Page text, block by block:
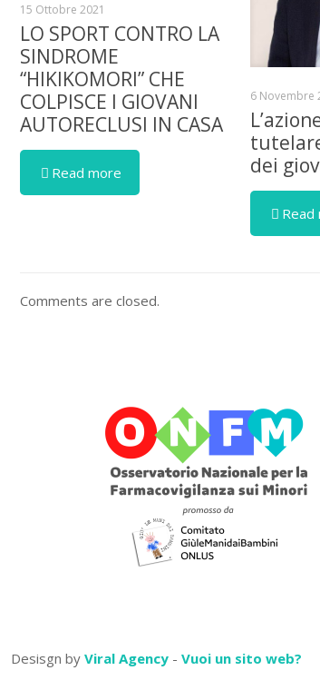
15 Ottobre 2021
LO SPORT CONTRO LA
SINDROME
“HIKIKOMORI” CHE
COLPISCE I GIOVANI
AUTORECLUSI IN CASA
Read more
6 Novembre
dei
Read
Comments are closed.
Desisgn by Viral Agency - Vuoi un sito web?